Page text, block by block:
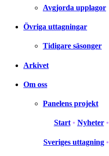
Avgjorda upplagor
Övriga uttagningar
Tidigare säsonger
Arkivet
Om oss
Panelens projekt
Start • Nyheter •
Sveriges uttagning •